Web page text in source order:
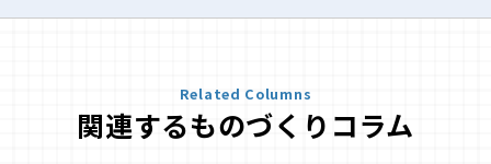
関連するものづくりコラム
Related Columns